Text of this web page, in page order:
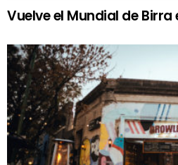
Vuelve el Mundial de Birra